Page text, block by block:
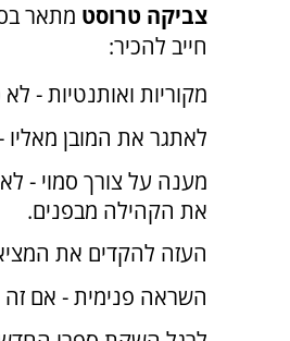
צביקה טרוסט מתאר
חייב להכיר:
מקוריות ואותנטיות -
לאתגר את המובן מאליו
מענה על צורך סמוי -
את הקהילה מבפנים.
העזה להקדים את
השראה פנימית - אם